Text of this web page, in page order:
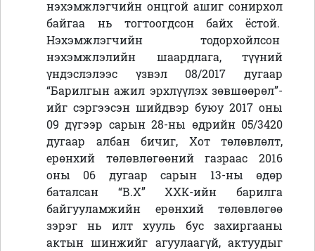
нэхэмжлэгчийн онцгой ашиг сонирхол
байгаа нь тогтоогдсон байх ёстой.
Нэхэмжлэгчийн тодорхойлсон
нэхэмжлэлийн шаардлага, түүний
үндэслэлээс үзвэл 08/2017 дугаар
“Барилгын ажил эрхлүүлэх зөвшөөрөл”-
ийг сэргээсэн шийдвэр буюу 2017 оны
09 дүгээр сарын 28-ны өдрийн 05/3420
дугаар албан бичиг, Хот төлөвлөлт,
ерөнхий төлөвлөгөөний газраас 2016
оны 06 дугаар сарын 13-ны өдөр
баталсан “В.Х” ХХК-ийн барилга
байгууламжийн ерөнхий төлөвлөгөө
зэрэг нь илт хууль бус захиргааны
актын шинжийг агуулаагүй, актуудыг